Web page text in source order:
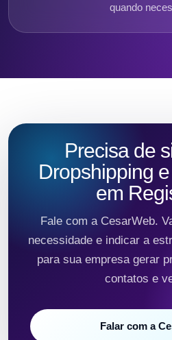
quando
Precisa de
Dropshipping
em
Fale com a CesarWeb.
necessidade e indicar a
para sua empresa gerar
contatos e
Falar com a